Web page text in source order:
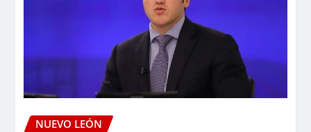
NUEVO LEÓN